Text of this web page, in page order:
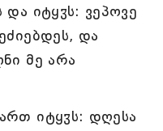
იტყჳს: ვეპოვე
და
მე არა
იტყჳს: დღესა